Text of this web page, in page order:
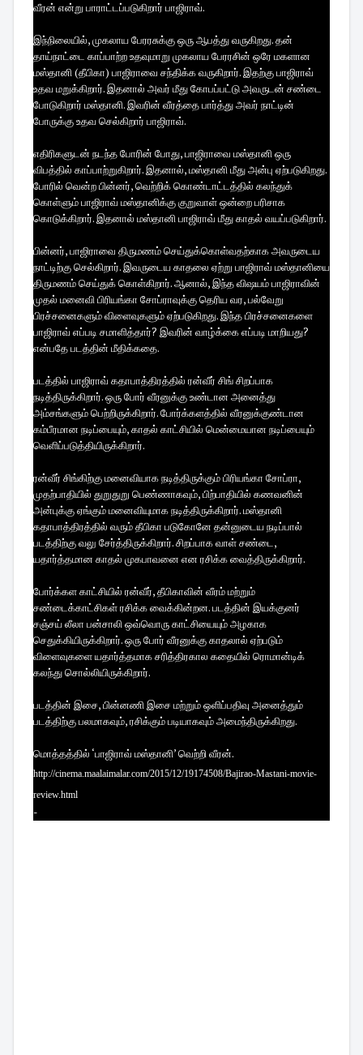
வீரன் என்று பாராட்டப்படுகிறார் பாஜிராவ்.
இந்நிலையில், முகலாய பேரரசுக்கு ஒரு ஆபத்து வருகிறது. தன்
தாய்நாட்டை காப்பாற்ற உதவுமாறு முகலாய பேரரசின் ஒரே மகளான
மஸ்தானி (தீபிகா) பாஜிராவை சந்திக்க வருகிறார். இதற்கு பாஜிராவ்
உதவ மறுக்கிறார். இதனால் அவர் மீது கோபப்பட்டு அவருடன் சண்டை
போடுகிறார் மஸ்தானி. இவரின் வீரத்தை பார்த்து அவர் நாட்டின்
போருக்கு உதவ செல்கிறார் பாஜிராவ்.
எதிரிகளுடன் நடந்த போரின் போது, பாஜிராவை மஸ்தானி ஒரு
விபத்தில் காப்பாற்றுகிறார். இதனால், மஸ்தானி மீது அன்பு ஏற்படுகிறது.
போரில் வென்ற பின்னர், வெற்றிக் கொண்டாட்டத்தில் கலந்துக்
கொள்ளும் பாஜிராவ் மஸ்தானிக்கு குறுவாள் ஒன்றை பரிசாக
கொடுக்கிறார். இதனால் மஸ்தானி பாஜிராவ் மீது காதல் வயப்படுகிறார்.
பின்னர், பாஜிராவை திருமணம் செய்துக்கொள்வதற்காக அவருடைய
நாட்டிற்கு செல்கிறார். இவருடைய காதலை ஏற்று பாஜிராவ் மஸ்தானியை
திருமணம் செய்துக் கொள்கிறார். ஆனால், இந்த விஷயம் பாஜிராவின்
முதல் மனைவி பிரியங்கா சோப்ராவுக்கு தெரிய வர, பல்வேறு
பிரச்சனைகளும் விளைவுகளும் ஏற்படுகிறது. இந்த பிரச்சனைகளை
பாஜிராவ் எப்படி சமாளித்தார்? இவரின் வாழ்க்கை எப்படி மாறியது?
என்பதே படத்தின் மீதிக்கதை.
படத்தில் பாஜிராவ் கதாபாத்திரத்தில் ரன்வீர் சிங் சிறப்பாக
நடித்திருக்கிறார். ஒரு போர் வீரனுக்கு உண்டான அனைத்து
அம்சங்களும் பெற்றிருக்கிறார். போர்க்களத்தில் வீரனுக்குண்டான
கம்பீரமான நடிப்பையும், காதல் காட்சியில் மென்மையான நடிப்பையும்
வெளிப்படுத்தியிருக்கிறார்.
ரன்வீர் சிங்கிற்கு மனைவியாக நடித்திருக்கும் பிரியங்கா சோப்ரா,
முதற்பாதியில் துறுதுறு பெண்ணாகவும், பிற்பாதியில் கணவனின்
அன்புக்கு ஏங்கும் மனைவியுமாக நடித்திருக்கிறார். மஸ்தானி
கதாபாத்திரத்தில் வரும் தீபிகா படுகோனே தன்னுடைய நடிப்பால்
படத்திற்கு வலு சேர்த்திருக்கிறார். சிறப்பாக வாள் சண்டை,
யதார்த்தமான காதல் முகபாவனை என ரசிக்க வைத்திருக்கிறார்.
போர்க்கள காட்சியில் ரன்வீர், தீபிகாவின் வீரம் மற்றும்
சண்டைக்காட்சிகள் ரசிக்க வைக்கின்றன. படத்தின் இயக்குனர்
சஞ்சய் லீலா பன்சாலி ஒவ்வொரு காட்சியையும் அழகாக
செதுக்கியிருக்கிறார். ஒரு போர் வீரனுக்கு காதலால் ஏற்படும்
விளைவுகளை யதார்த்தமாக சரித்திரகால கதையில் ரொமான்டிக்
கலந்து சொல்லியிருக்கிறார்.
படத்தின் இசை, பின்னணி இசை மற்றும் ஒளிப்பதிவு அனைத்தும்
படத்திற்கு பலமாகவும், ரசிக்கும் படியாகவும் அமைந்திருக்கிறது.
மொத்தத்தில் ‘பாஜிராவ் மஸ்தானி’ வெற்றி வீரன்.
http://cinema.maalaimalar.com/2015/12/19174508/Bajirao-Mastani-movie-
review.html
-